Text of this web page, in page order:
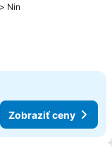
Nin
Zobraziť ceny